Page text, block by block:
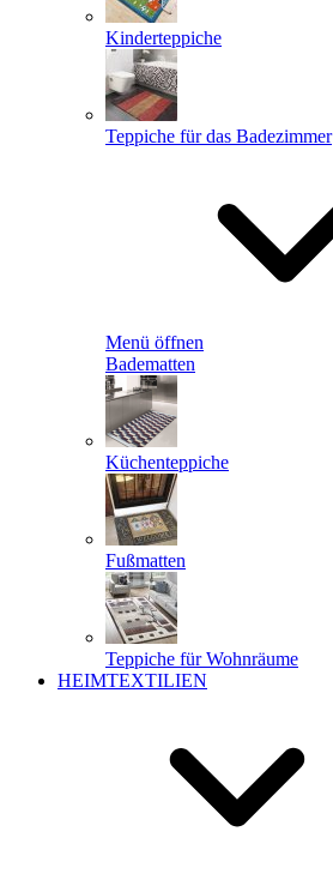
Kinderteppiche
Teppiche für das Badezimmer
Menü öffnen
Badematten
Küchenteppiche
Fußmatten
Teppiche für Wohnräume
HEIMTEXTILIEN